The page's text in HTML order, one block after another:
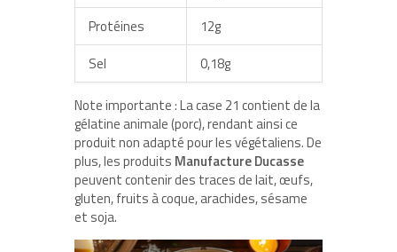
Protéines
12g
Sel
0,18g
Note importante: La case 21 contient de la
gélatine animale (porc), rendant ainsi ce
produit non adapté pour les végétaliens. De
plus, les produits Manufacture Ducasse
peuvent contenir des traces de lait, œufs,
gluten, fruits à coque, arachides, sésame
et soja.